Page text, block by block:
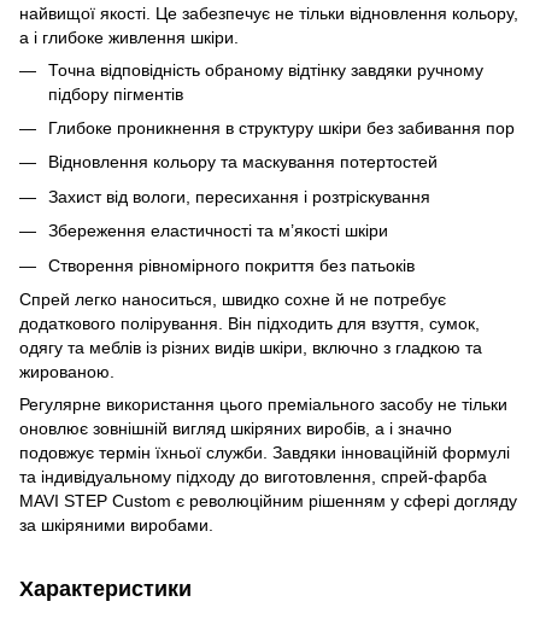
найвищої якості. Це забезпечує не тільки відновлення кольору,
а і глибоке живлення шкіри.
Точна відповідність обраному відтінку завдяки ручному
підбору пігментів
Глибоке проникнення в структуру шкіри без забивання пор
Відновлення кольору та маскування потертостей
Захист від вологи, пересихання і розтріскування
Збереження еластичності та м’якості шкіри
Створення рівномірного покриття без патьоків
Спрей легко наноситься, швидко сохне й не потребує
додаткового полірування. Він підходить для взуття, сумок,
одягу та меблів із різних видів шкіри, включно з гладкою та
жированою.
Регулярне використання цього преміального засобу не тільки
оновлює зовнішній вигляд шкіряних виробів, а і значно
подовжує термін їхньої служби. Завдяки інноваційній формулі
та індивідуальному підходу до виготовлення, спрей-фарба
MAVI STEP Custom є революційним рішенням у сфері догляду
за шкіряними виробами.
Характеристики